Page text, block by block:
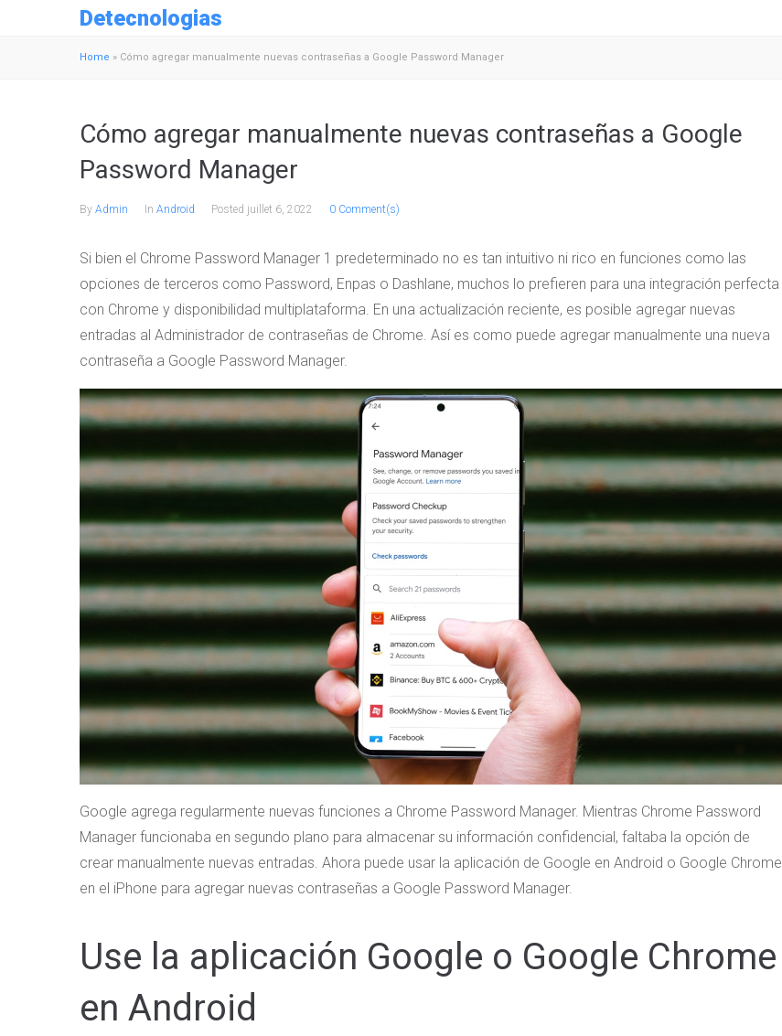
Detecnologias
Home » Cómo agregar manualmente nuevas contraseñas a Google Password Manager
Cómo agregar manualmente nuevas contraseñas a Google
Password Manager
By Admin In Android Posted juillet 6, 2022 0 Comment(s)
Si bien el Chrome Password Manager 1 predeterminado no es tan intuitivo ni rico en funciones como las
opciones de terceros como Password, Enpas o Dashlane, muchos lo prefieren para una integración perfecta
con Chrome y disponibilidad multiplataforma. En una actualización reciente, es posible agregar nuevas
entradas al Administrador de contraseñas de Chrome. Así es como puede agregar manualmente una nueva
contraseña a Google Password Manager.
Google agrega regularmente nuevas funciones a Chrome Password Manager. Mientras Chrome Password
Manager funcionaba en segundo plano para almacenar su información confidencial, faltaba la opción de
crear manualmente nuevas entradas. Ahora puede usar la aplicación de Google en Android o Google Chrome
en el iPhone para agregar nuevas contraseñas a Google Password Manager.
Use la aplicación Google o Google Chrome
en Android